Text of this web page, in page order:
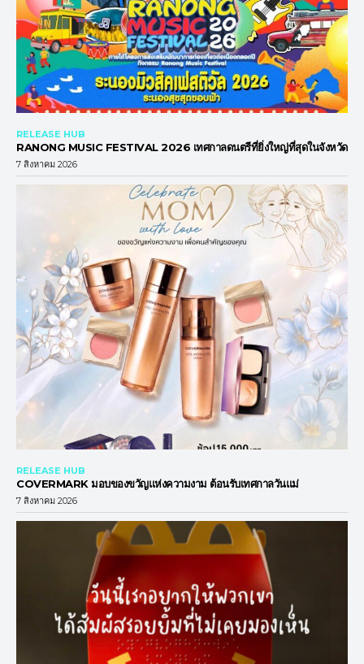
RELEASE HUB
RANONG MUSIC FESTIVAL 2026 เทศกาลดนตรีที่ยิ่งใหญ่ที่สุดในจังหวัด
7 สิงหาคม 2026
RELEASE HUB
COVERMARK มอบของขวัญแห่งความงาม ต้อนรับเทศกาลวันแม่
7 สิงหาคม 2026